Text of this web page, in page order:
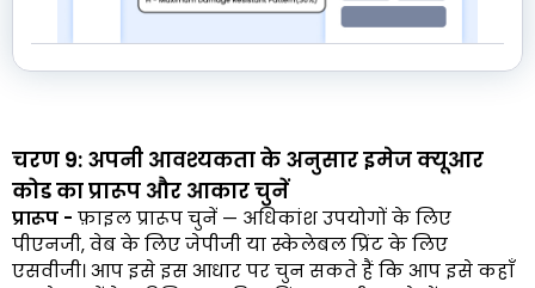
चरण 9: अपनी आवश्यकता के अनुसार इमेज क्यूआर
कोड का प्रारूप और आकार चुनें
प्रारूप - फ़ाइल प्रारूप चुनें — अधिकांश उपयोगों के लिए
पीएनजी, वेब के लिए जेपीजी या स्केलेबल प्रिंट के लिए
एसवीजी। आप इसे इस आधार पर चुन सकते हैं कि आप इसे कहाँ